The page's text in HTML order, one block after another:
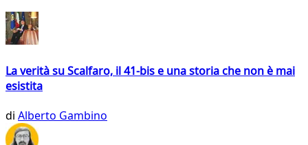
La verità su Scalfaro, il 41-bis e una storia che non è mai
esistita
di Alberto Gambino